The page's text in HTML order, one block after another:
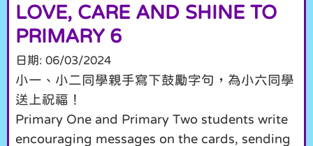
LOVE, CARE AND SHINE TO
PRIMARY 6
日期: 06/03/2024
小一、小二同學親手寫下鼓勵字句，為小六同學
送上祝福！
Primary One and Primary Two students write
encouraging messages on the cards, sending